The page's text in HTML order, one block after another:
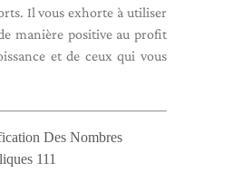
Il vous exhorte à utiliser
manière positive au profit
et de ceux qui vous
Des Nombres
111